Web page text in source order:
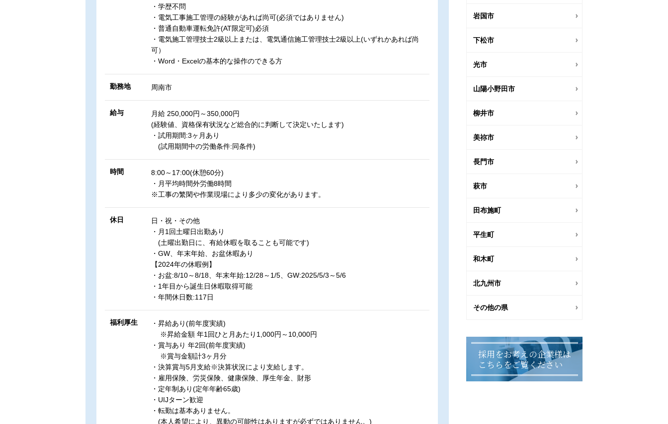
・学歴不問
・電気工事施工管理の経験があれば尚可(必須ではありません)
・普通自動車運転免許(AT限定可)必須
・電気施工管理技士2級以上または、電気通信施工管理技士2級以上(いずれかあれば尚
可）
・Word・Excelの基本的な操作のできる方
勤務地 周南市
給与
月給 250,000円～350,000円
(経験値、資格保有状況など総合的に判断して決定いたします)
・試用期間:3ヶ月あり
(試用期間中の労働条件:同条件)
時間
8:00～17:00(休憩60分)
・月平均時間外労働8時間
※工事の繁閑や作業現場により多少の変化があります。
休日
日・祝・その他
・月1回土曜日出勤あり
(土曜出勤日に、有給休暇を取ることも可能です)
・GW、年末年始、お盆休暇あり
【2024年の休暇例】
・お盆:8/10～8/18、年末年始:12/28～1/5、GW:2025/5/3～5/6
・1年目から誕生日休暇取得可能
・年間休日数:117日
福利厚生
・昇給あり(前年度実績)
※昇給金額 年1回ひと月あたり1,000円～10,000円
・賞与あり 年2回(前年度実績)
※賞与金額計3ヶ月分
・決算賞与5月支給※決算状況により支給します。
・雇用保険、労災保険、健康保険、厚生年金、財形
・定年制あり(定年年齢65歳)
・UIJターン歓迎
・転勤は基本ありません。
(本人希望により、異動の可能性はありますが必ずではありません。)
岩国市
下松市
光市
山陽小野田市
柳井市
美祢市
長門市
萩市
田布施町
平生町
和木町
北九州市
その他の県
採用をお考えの企業様は
こちらをご覧ください